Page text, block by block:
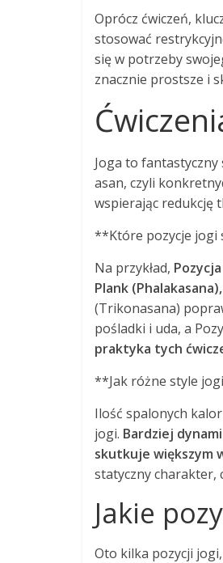
Oprócz ćwiczeń,
stosować
się w potrzeby
znacznie prostsze i
Joga to
asan, czyli
wspierając redukcję
**Które pozycje jogi
Na przykład,
Plank
(Trikonasana)
pośladki i uda, a
praktyka tych
**Jak różne style
Ilość spalonych
jogi. Bardziej
skutkuje większym
statyczny charakter,
Jakie
Oto kilka pozycji